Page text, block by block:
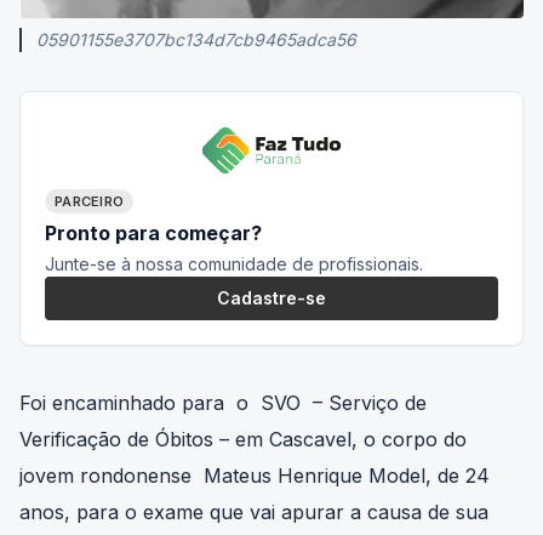
05901155e3707bc134d7cb9465adca56
PARCEIRO
Pronto para começar?
Junte-se à nossa comunidade de profissionais.
Cadastre-se
Foi encaminhado para o SVO – Serviço de
Verificação de Óbitos – em Cascavel, o corpo do
jovem rondonense Mateus Henrique Model, de 24
anos, para o exame que vai apurar a causa de sua